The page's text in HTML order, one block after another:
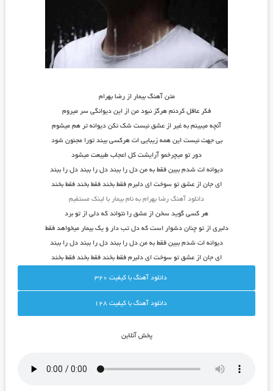
متن آهنگ بیمار از رضا بهرام
فکر عاقل کردنم هرگز نبود من از این دیوانگی سر میروم
آنچه میبینم به غیر از عشق نیست شک نکن دیوانه تر هم میشوم
بی جهت نیست این همه زیبایی ات هرکسی بیند تورا مجنون شود
دور تو میچرخمو آرایشت کل اعجاب طبیعت میشود
دیوانه ات شدم ببین فقط به من دل را ببند دل را ببند دل را ببند
ای جان از عشق تو سوخت ای دلبرم فقط بخند فقط بخند فقط بخند
دانلود آهنگ رضا بهرام به نام بیمار با لینک مستقیم
هر کسی گوید سخن از عشق را نتواند که دلی از تو برد
دلبری از تو چنان دشوار است که دل تب دار و یک بیمار میخواهد فقط
دیوانه ات شدم ببین فقط به من دل را ببند دل را ببند دل را ببند
ای جان از عشق تو سوخت ای دلبرم فقط بخند فقط بخند فقط بخند
دانلود آهنگ با کيفيت 320
دانلود آهنگ با کيفيت 128
پخش آنلاين